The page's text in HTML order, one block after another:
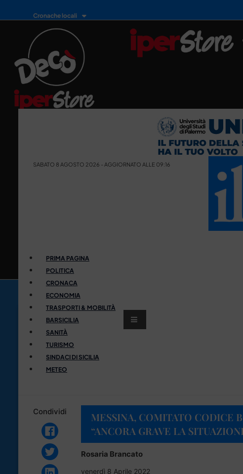
Cronache locali
SABATO 8 AGOSTO 2026 - AGGIORNATO ALLE 09:16
PRIMA PAGINA
POLITICA
CRONACA
ECONOMIA
TRASPORTI & MOBILITÀ
BARSICILIA
SANITÀ
TURISMO
SINDACI DI SICILIA
METEO
Condividi
MESSINA, COMITATO CODICE
“ANCORA GRAVE LA
Rosaria Brancato
venerdì 8 Aprile 2022